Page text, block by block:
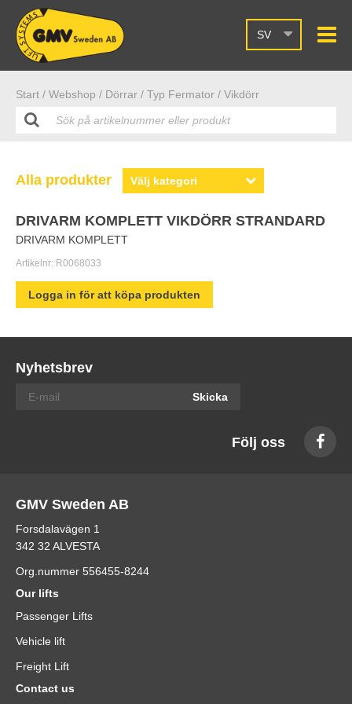
SV
Start / Webshop / Dörrar / Typ Fermator / Vikdörr
Alla produkter
DRIVARM KOMPLETT VIKDÖRR STRANDARD
DRIVARM KOMPLETT
Artikelnr: R0068033
Logga in för att köpa produkten
Nyhetsbrev
Skicka
Följ oss
GMV Sweden AB
Forsdalavägen 1
342 32 ALVESTA
Org.nummer 556455-8244
Our lifts
Passenger Lifts
Vehicle lift
Freight Lift
Contact us